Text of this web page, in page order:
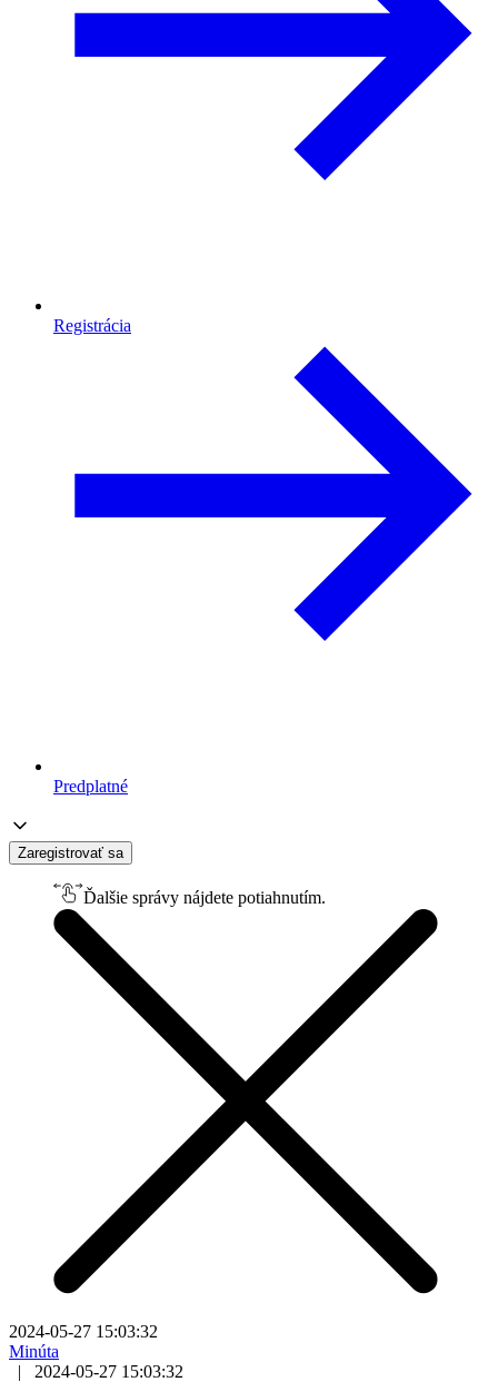
Registrácia
Predplatné
Zaregistrovať sa
Ďalšie správy nájdete potiahnutím.
2024-05-27 15:03:32
Minúta
|
2024-05-27 15:03:32